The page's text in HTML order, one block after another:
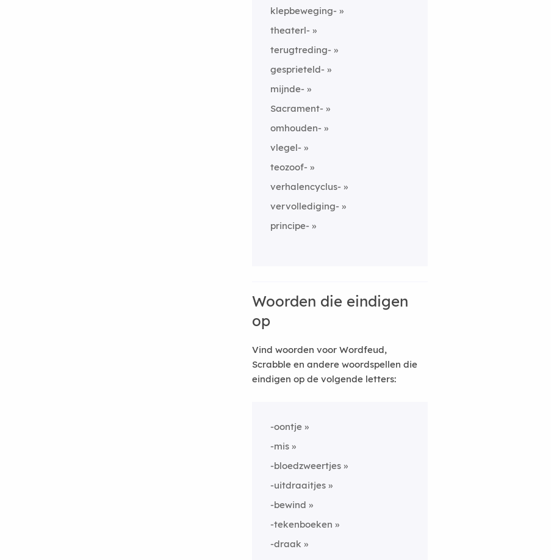
klepbeweging-
theaterl-
terugtreding-
gesprieteld-
mijnde-
Sacrament-
omhouden-
vlegel-
teozoof-
verhalencyclus-
vervollediging-
principe-
Woorden die eindigen
op
Vind woorden voor Wordfeud,
Scrabble en andere woordspellen die
eindigen op de volgende letters:
-oontje
-mis
-bloedzweertjes
-uitdraaitjes
-bewind
-tekenboeken
-draak